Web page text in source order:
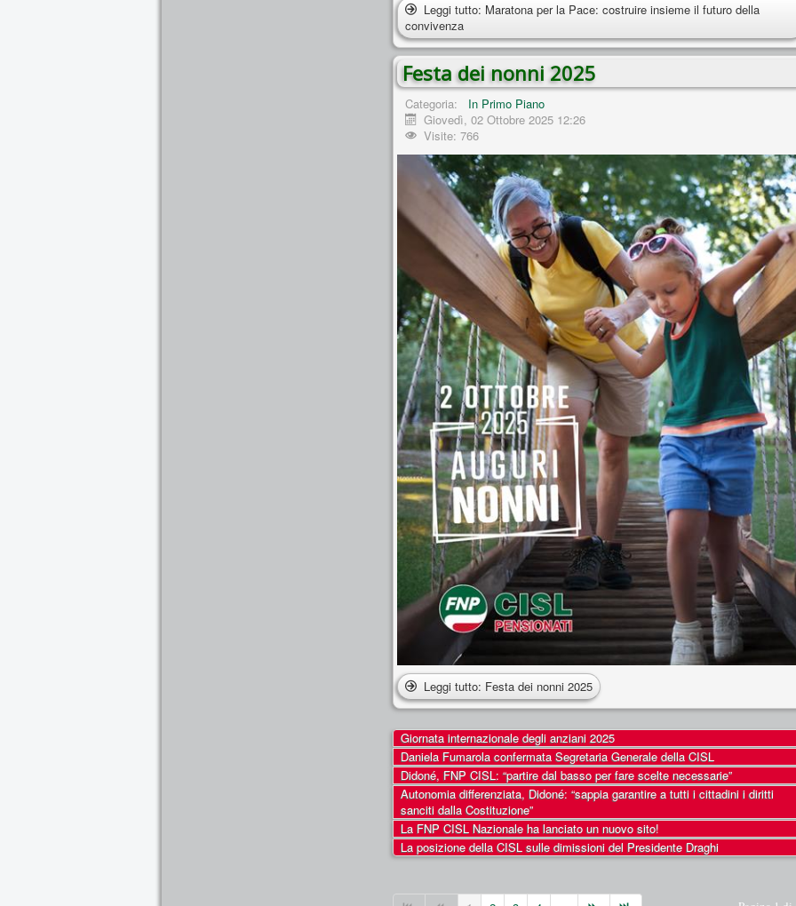
Leggi tutto: Maratona per la Pace: costruire insieme il futuro della
convivenza
Festa dei nonni 2025
Categoria:
In Primo Piano
Giovedì, 02 Ottobre 2025 12:26
Visite: 766
Leggi tutto: Festa dei nonni 2025
Giornata internazionale degli anziani 2025
Daniela Fumarola confermata Segretaria Generale della CISL
Didoné, FNP CISL: “partire dal basso per fare scelte necessarie”
Autonomia differenziata, Didoné: “sappia garantire a tutti i cittadini i diritti
sanciti dalla Costituzione”
La FNP CISL Nazionale ha lanciato un nuovo sito!
La posizione della CISL sulle dimissioni del Presidente Draghi